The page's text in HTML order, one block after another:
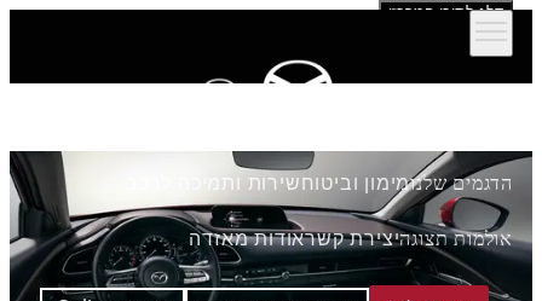
דלג לתוכן המרכזי
הדגמים שלנומימון וביטוחשירות ותמיכה לרכב
אולמות תצוגהיצירת קשראודות מאזדה